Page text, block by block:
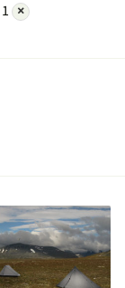
1 ×